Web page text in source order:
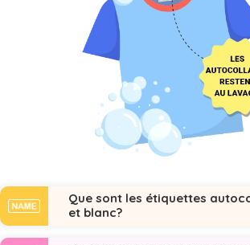
Que sont les étiquettes
et blanc?